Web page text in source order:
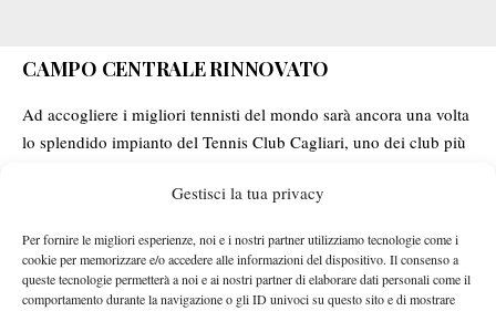
Gestisci la tua privacy
Per fornire le migliori esperienze, noi e i nostri partner utilizziamo tecnologie come i
cookie per memorizzare e/o accedere alle informazioni del dispositivo. Il consenso a
queste tecnologie permetterà a noi e ai nostri partner di elaborare dati personali come il
comportamento durante la navigazione o gli ID univoci su questo sito e di mostrare
CAMPO CENTRALE RINNOVATO
Ad accogliere i migliori tennisti del mondo sarà ancora una volta
lo splendido impianto del Tennis Club Cagliari, uno dei club più
da un importante intervento di ammodernamento e, in occasione
innovativo, progettato per garantire una migliore visuale sia agli
spettatori presenti sugli spalti sia al pubblico televisivo.“Il